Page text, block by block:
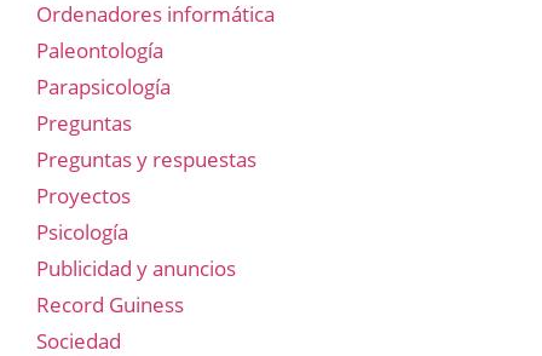
Ordenadores informática
Paleontología
Parapsicología
Preguntas
Preguntas y respuestas
Proyectos
Psicología
Publicidad y anuncios
Record Guiness
Sociedad